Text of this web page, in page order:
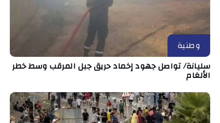
وطنية
سليانة/ تواصل جهود إخماد حريق جبل المرقب وسط خطر
الألغام